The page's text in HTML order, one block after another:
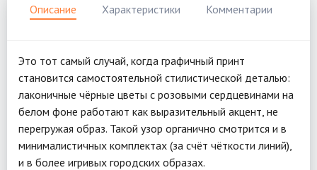
Описание Характеристики Комментарии
Это тот самый случай, когда графичный принт
становится самостоятельной стилистической деталью:
лаконичные чёрные цветы с розовыми сердцевинами на
белом фоне работают как выразительный акцент, не
перегружая образ. Такой узор органично смотрится и в
минималистичных комплектах (за счёт чёткости линий),
и в более игривых городских образах.